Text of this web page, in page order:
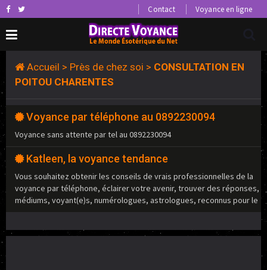
Contact Voyance en ligne
Accueil > Près de chez soi > CONSULTATION EN
POITOU CHARENTES
Voyance par téléphone au 0892230094
Voyance sans attente par tel au 0892230094
Katleen, la voyance tendance
Vous souhaitez obtenir les conseils de vrais professionnelles de la
voyance par téléphone, éclairer votre avenir, trouver des réponses,
médiums, voyant(e)s, numérologues, astrologues, reconnus pour le